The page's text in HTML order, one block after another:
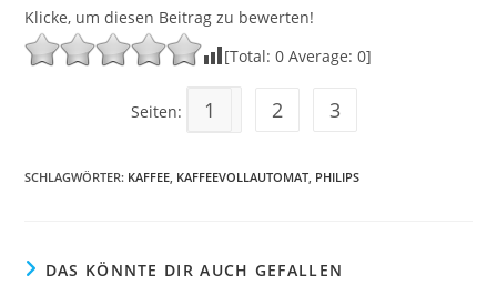
Klicke, um diesen Beitrag zu bewerten!
[Total:0 Average:0]
Seiten: 1 2 3
SCHLAGWÖRTER: KAFFEE KAFFEEVOLLAUTOMAT PHILIPS
DAS KÖNNTE DIR AUCH GEFALLEN